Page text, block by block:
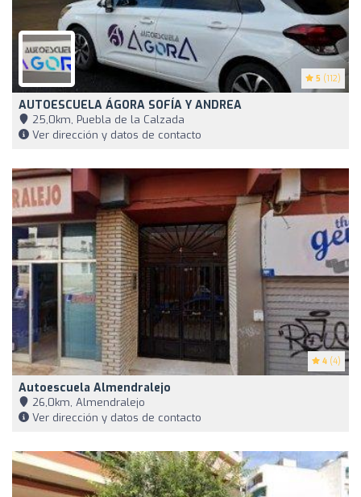
5 (112)
AUTOESCUELA ÁGORA SOFÍA Y ANDREA
25,0km, Puebla de la Calzada
Ver dirección y datos de contacto
4 (4)
Autoescuela Almendralejo
26,0km, Almendralejo
Ver dirección y datos de contacto